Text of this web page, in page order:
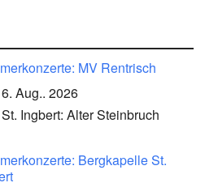
MV Rentrisch
6. Aug.. 2026
St. Ingbert: Alter Steinbruch
Bergkapelle St.